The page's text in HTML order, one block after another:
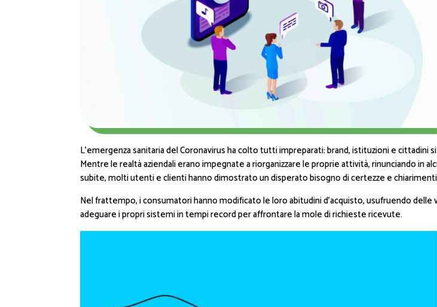
L’emergenza sanitaria del Coronavirus ha colto tutti impreparati: brand, istituzioni e
Mentre le realtà aziendali erano impegnate a riorganizzare le proprie attività, rinunciando in
subite, molti utenti e clienti hanno dimostrato un disperato bisogno di certezze e
Nel frattempo, i consumatori hanno modificato le loro abitudini d’acquisto, usufruendo
adeguare i propri sistemi in tempi record per affrontare la mole di richieste ricevute.